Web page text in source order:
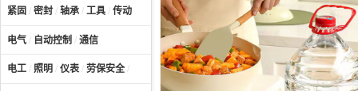
紧固 / 密封 / 轴承 / 工具 / 传动
电气 / 自动控制 / 通信
电工 / 照明 / 仪表 / 劳保安全 /